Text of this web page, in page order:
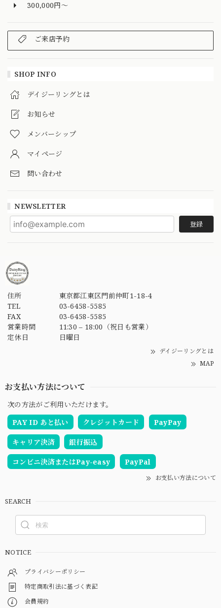
300,000円～
ご来店予約
SHOP INFO
デイジーリングとは
お知らせ
メンバーシップ
マイページ
問い合わせ
NEWSLETTER
登録
住所
東京都江東区門前仲町1-18-4
TEL
03-6458-5585
FAX
03-6458-5585
営業時間
11:30 – 18:00（祝日も営業）
定休日
日曜日
デイジーリングとは
MAP
お支払い方法について
次の方法がご利用いただけます。
PAY ID あと払い
クレジットカード PayPay
キャリア決済 銀行振込
コンビニ決済またはPay-easy PayPal
お支払い方法について
SEARCH
NOTICE
プライバシーポリシー
特定商取引法に基づく表記
会員規約